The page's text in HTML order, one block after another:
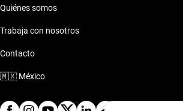
Quiénes somos
Trabaja con nosotros
Contacto
🇲🇽 México